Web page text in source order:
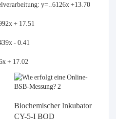
y=..6126x +13.70
+ 17.51
- 0.41
+ 17.02
Biochemischer Inkubator
CY-5-I BOD